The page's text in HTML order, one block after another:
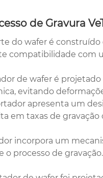
de Gravura
do wafer é
compatibilidade
de wafer é
evitando
apresenta um
em taxas de
incorpora um
processo de